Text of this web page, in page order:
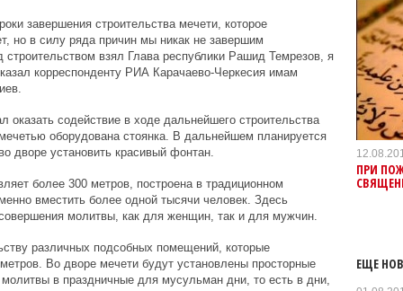
завершения строительства мечети, которое
но в силу ряда причин мы никак не завершим
строительством взял Глава республики Рашид Темрезов, я
корреспонденту РИА Карачаево-Черкесия имам
содействие в ходе дальнейшего строительства
оборудована стоянка. В дальнейшем планируется
дворе установить красивый фонтан.
более 300 метров, построена в традиционном
вместить более одной тысячи человек. Здесь
молитвы, как для женщин, так и для мужчин.
различных подсобных помещений, которые
Во дворе мечети будут установлены просторные
в праздничные для мусульман дни, то есть в дни,
ПРИ
ЕЩЕ